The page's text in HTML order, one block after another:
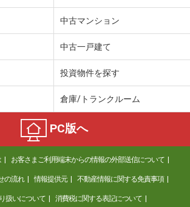
中古マンション
中古一戸建て
投資物件を探す
倉庫/トランクルーム
PC版へ
お客さまご利用端末からの情報の外部送信について
の流れ 情報提供元 不動産情報に関する免責事項
扱いについて 消費税に関する表記について